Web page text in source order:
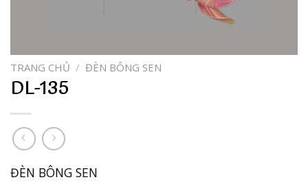
TRANG CHỦ / ĐÈN BÔNG SEN
DL-135
ĐÈN BÔNG SEN